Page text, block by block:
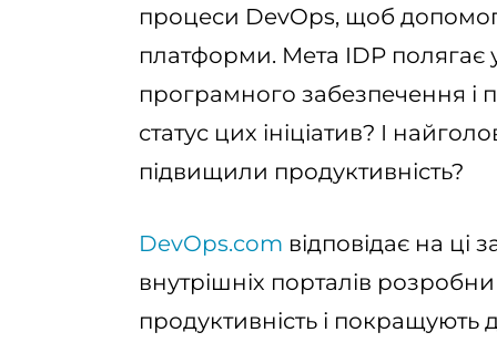
процеси DevOps, щоб
платформи. Мета IDP полягає
програмного забезпечення і
статус цих ініціатив? І
підвищили продуктивність?
DevOps.com відповідає на ці
внутрішніх порталів
продуктивність і покращують